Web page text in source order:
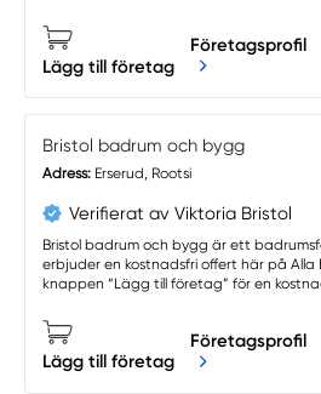
Lägg till företag
Företagsprofil
Bristol badrum och bygg
Adress:Erserud, Rootsi
Verifierat av Viktoria Bristol
Bristol badrum och bygg är ett
erbjuder en kostnadsfri offert här på Alla
knappen “Lägg till företag” för en
Lägg till företag
Företagsprofil